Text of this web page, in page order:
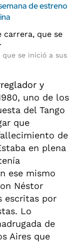
de estreno
que se inició a sus
y
uno de los
del Tango
que
de
en plena
ese mismo
Néstor
escritas por
Lo
de
Aires que